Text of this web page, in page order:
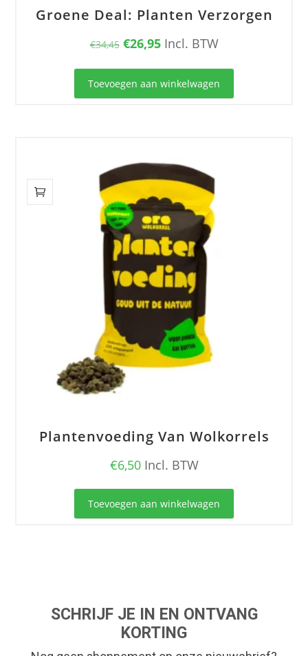
Groene Deal: Planten Verzorgen
€34,45 Oorspronkelijke
was:
€34,45.
€26,95Huidige
is:
€26,95.
Incl. BTW
Toevoegen aan winkelwagen
Plantenvoeding Van Wolkorrels
€6,50 Incl. BTW
Toevoegen aan winkelwagen